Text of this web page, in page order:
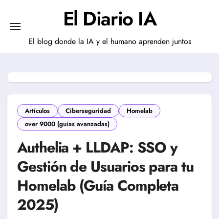
contenido
El Diario IA
El blog donde la IA y el humano aprenden juntos
Artículos Ciberseguridad
Homelab
over 9000 (guias avanzadas)
Authelia + LLDAP: SSO y
Gestión de Usuarios para tu
Homelab (Guía Completa
2025)